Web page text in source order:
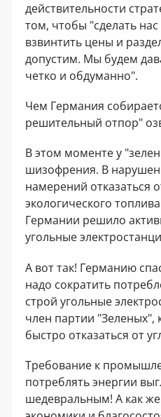
действительности
том, чтобы "сделать
взвинтить цены и
допустим. Мы будем
четко и обдуманно".
Чем Германия
решительный отпор"
В этом моменте у
шизофрения. В
намерений отказаться
экологического
Германии решило
угольные
А вот так! Германию
надо сократить
строй угольные
член партии "Зеленых",
быстро отказаться от
Требование к
потреблять энергии
шедевральным! А как